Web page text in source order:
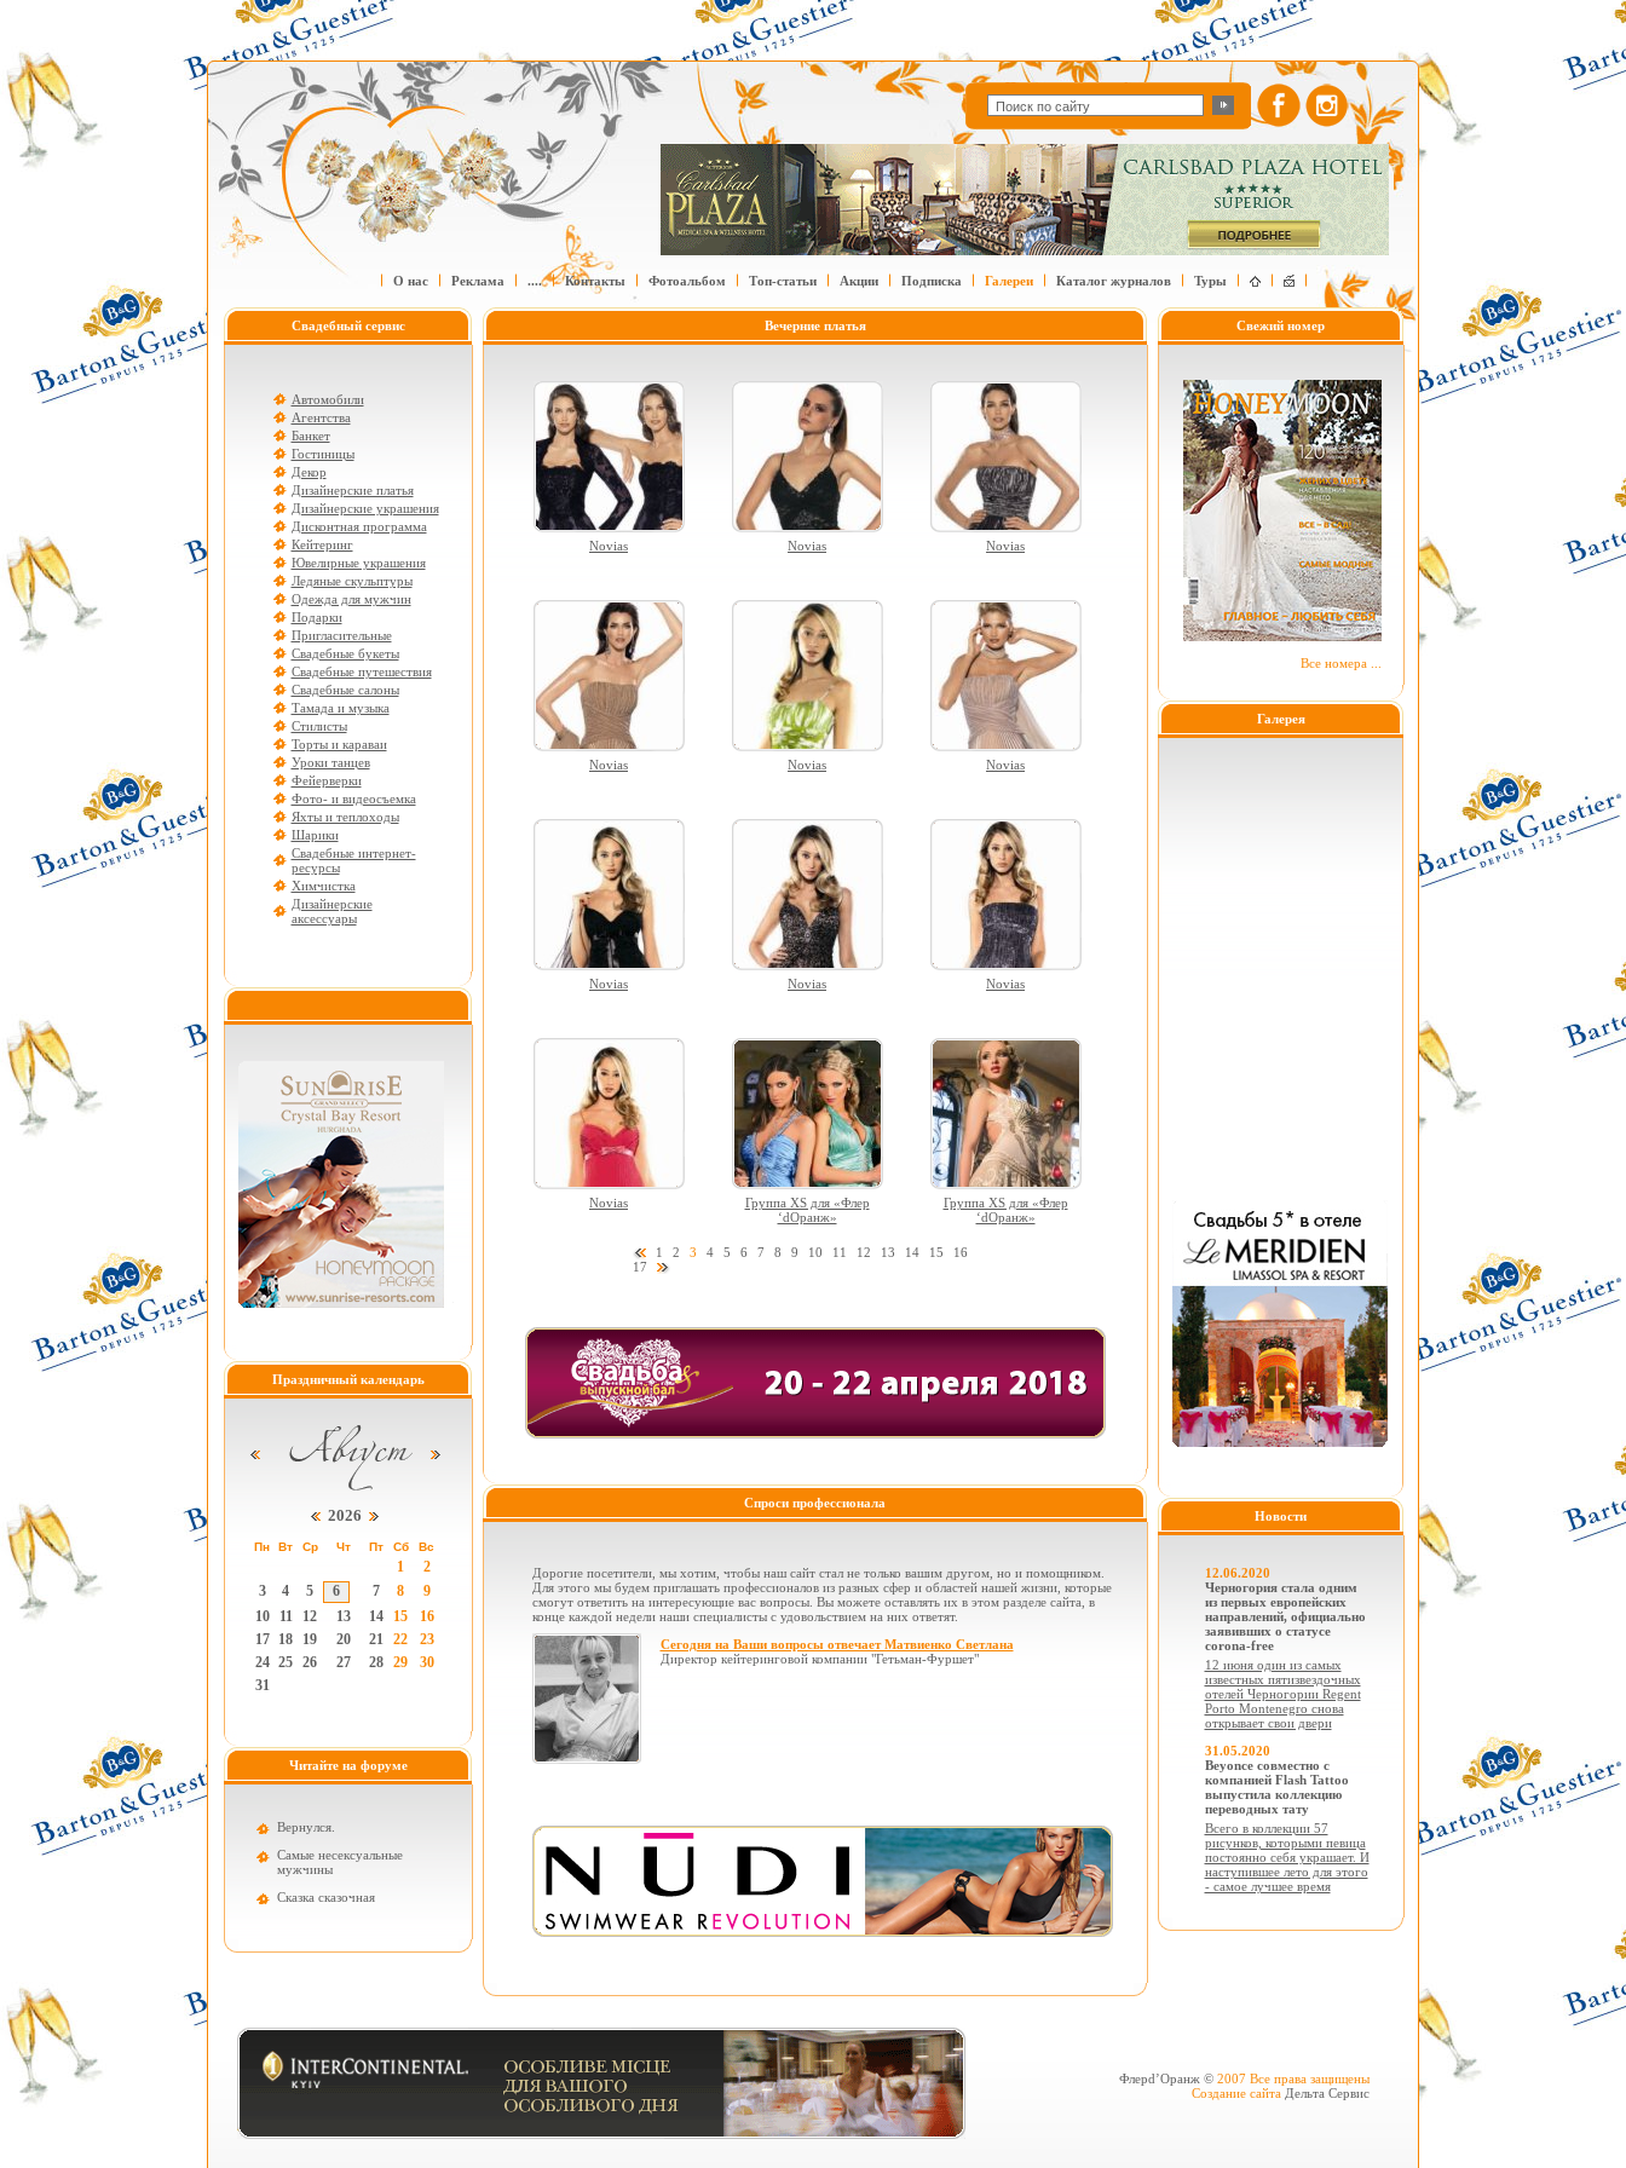
О нас Реклама .... Контакты Фотоальбом Топ-статьи Акции Подписка Галереи Каталог журналов Туры
Свадебный сервис
Автомобили
Агентства
Банкет
Гостиницы
Декор
Дизайнерские платья
Дизайнерские украшения
Дисконтная программа
Кейтеринг
Ювелирные украшения
Ледяные скульптуры
Одежда для мужчин
Подарки
Пригласительные
Свадебные букеты
Свадебные путешествия
Свадебные салоны
Тамада и музыка
Стилисты
Торты и караваи
Уроки танцев
Фейерверки
Фото- и видеосъемка
Яхты и теплоходы
Шарики
Свадебные интернет-
ресурсы
Химчистка
Дизайнерские
аксессуары
Праздничный календарь
2026
Пн Вт Ср Чт Пт Сб Вс
1
2
3
4 5 6 7 8
9
10
11 12 13 14 15
16
17
18 19 20 21 22
23
24 25 26 27 28 29
30
31
Читайте на форуме
Вернулся.
Самые несексуальные
мужчины
Cказка сказочная
Вечерние платья
Novias Novias Novias
Novias Novias Novias
Novias Novias Novias
Novias
Группа XS для «Флер
‘dОранж»
Группа XS для «Флер
‘dОранж»
1 2 3 4 5 6 7 8 9 10 11 12 13 14 15
16
17
Спроси профессионала
Дорогие посетители, мы хотим, чтобы наш сайт стал не только вашим другом, но и помощником.
Для этого мы будем приглашать профессионалов из разных сфер и областей нашей жизни, которые
смогут ответить на интересующие вас вопросы. Вы можете оставлять их в этом разделе сайта, в
конце каждой недели наши специалисты с удовольствием на них ответят.
Сегодня на Ваши вопросы отвечает Матвиенко Светлана
Директор кейтеринговой компании "Гетьман-Фуршет"
Свежий номер
Все номера ...
Галерея
Новости
12.06.2020
Черногория стала одним
из первых европейских
направлений, официально
заявивших о статусе
corona-free
12 июня один из самых
известных пятизвездочных
отелей Черногории Regent
Porto Montenegro снова
открывает свои двери
31.05.2020
Beyonce совместно с
компанией Flash Tattoo
выпустила коллекцию
переводных тату
Всего в коллекции 57
рисунков, которыми певица
постоянно себя украшает. И
наступившее лето для этого
- самое лучшее время
Флерd’Оранж © 2007 Все права защищены
Создание сайта Дельта Сервис